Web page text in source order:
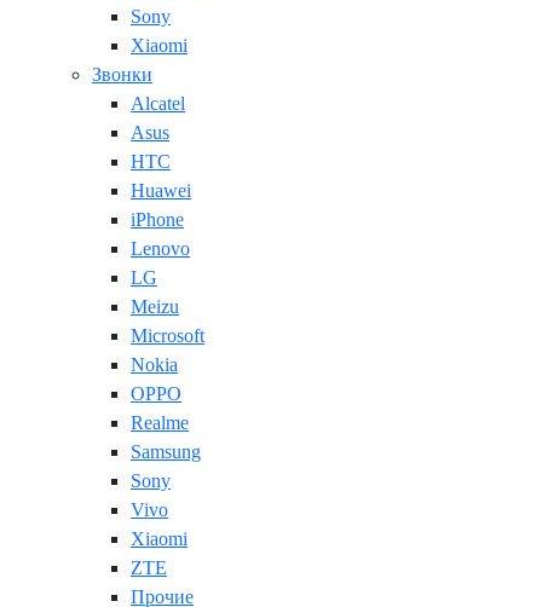
Sony
Xiaomi
Звонки
Alcatel
Asus
HTC
Huawei
iPhone
Lenovo
LG
Meizu
Microsoft
Nokia
OPPO
Realme
Samsung
Sony
Vivo
Xiaomi
ZTE
Прочие